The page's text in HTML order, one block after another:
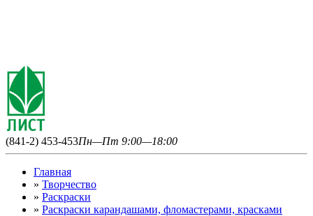
(841-2) 453-453Пн—Пт 9:00—18:00
Главная
» Творчество
» Раскраски
» Раскраски карандашами, фломастерами, красками